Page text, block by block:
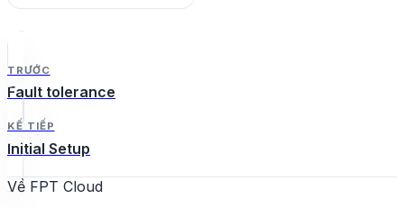
TRƯỚC
Fault tolerance
KẾ TIẾP
Initial Setup
Về FPT Cloud